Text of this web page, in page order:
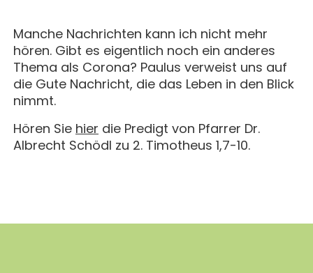
PREDIGTEN
Manche Nachrichten kann ich nicht mehr
hören. Gibt es eigentlich noch ein anderes
Thema als Corona? Paulus verweist uns auf
die Gute Nachricht, die das Leben in den Blick
nimmt.
Hören Sie hier die Predigt von Pfarrer Dr.
Albrecht Schödl zu 2. Timotheus 1,7-10.